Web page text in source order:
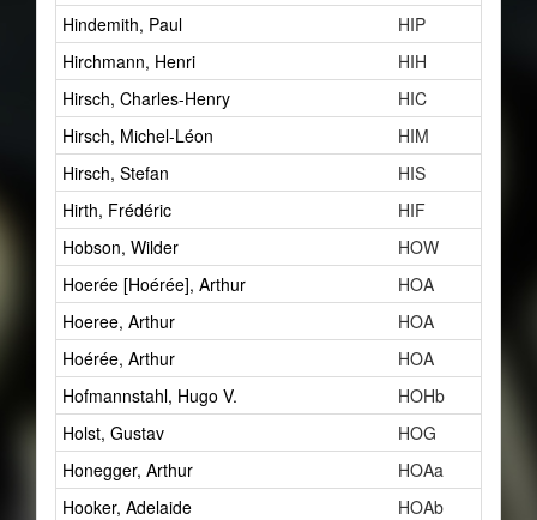
Hindemith, Paul
HIP
Hirchmann, Henri
HIH
Hirsch, Charles-Henry
HIC
Hirsch, Michel-Léon
HIM
Hirsch, Stefan
HIS
Hirth, Frédéric
HIF
Hobson, Wilder
HOW
Hoerée [Hoérée], Arthur
HOA
Hoeree, Arthur
HOA
Hoérée, Arthur
HOA
Hofmannstahl, Hugo V.
HOHb
Holst, Gustav
HOG
Honegger, Arthur
HOAa
Hooker, Adelaide
HOAb